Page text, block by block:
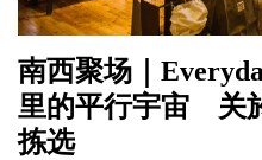
南西聚场｜
里的平行宇宙 关
拣选